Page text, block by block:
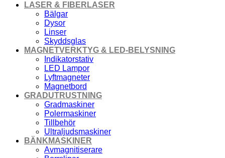
LASER & FIBERLASER
Bälgar
Dysor
Linser
Skyddsglas
MAGNETVERKTYG & LED-BELYSNING
Indikatorstativ
LED Lampor
Lyftmagneter
Magnetbord
GRADUTRUSTNING
Gradmaskiner
Polermaskiner
Tillbehör
Ultraljudsmaskiner
BÄNKMASKINER
Avmagnitiserare